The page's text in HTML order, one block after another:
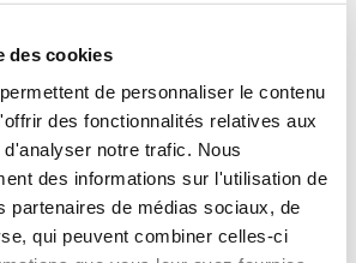
des cookies
de personnaliser le contenu
des fonctionnalités relatives aux
notre trafic. Nous
des informations sur l'utilisation de
partenaires de médias sociaux, de
qui peuvent combiner celles-ci
toute l’actualité festive de
CONSULTE L'AGENDA